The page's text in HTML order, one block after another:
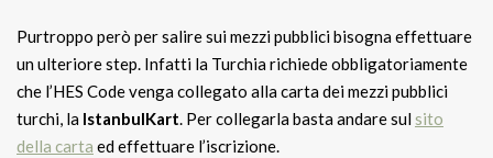
Purtroppo però per salire sui mezzi pubblici bisogna effettuare
un ulteriore step. Infatti la Turchia richiede obbligatoriamente
che l’HES Code venga collegato alla carta dei mezzi pubblici
turchi, la IstanbulKart. Per collegarla basta andare sulsito
della carta ed effettuare l’iscrizione.